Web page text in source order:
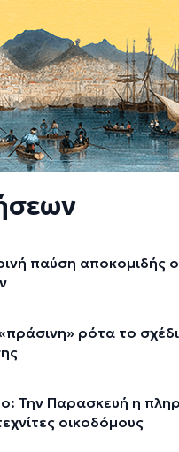
παύση αποκομιδής
ρότα το
Την Παρασκευή η
οικοδόμους